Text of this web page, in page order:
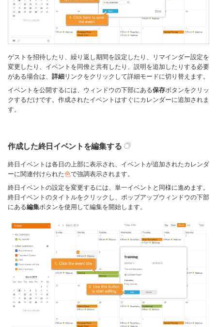
ゲストを招待したり、繰り返し期間を設定したり、リマインダー設定を
変更したり、イベントを同僚と共有したり、説明を追加したりする必要
がある場合は、 詳細リンクをクリックして詳細モードに切り替えます。
イベントを公開するには、ウィンドウの下部にある保存ボタンをクリッ
クするだけです。作成されたイベントはすぐにカレンダーに追加されま
す。
作成した終日イベントを編集する
終日イベントは各日の上部に表示され、イベントが追加されたカレンダ
ーに関連付けられた色で強調表示されます。
終日イベントの設定を変更するには、単一イベントと同様に進めます。
終日イベントのタイトルをクリックし、ポップアップウィンドウの下部
にある編集ボタンを使用して編集を開始します。